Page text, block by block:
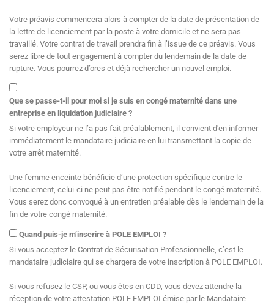
Votre préavis commencera alors à compter de la date de présentation de
la lettre de licenciement par la poste à votre domicile et ne sera pas
travaillé. Votre contrat de travail prendra fin à l’issue de ce préavis. Vous
serez libre de tout engagement à compter du lendemain de la date de
rupture. Vous pourrez d’ores et déjà rechercher un nouvel emploi.
Que se passe-t-il pour moi si je suis en congé maternité dans une
entreprise en liquidation judiciaire ?
Si votre employeur ne l’a pas fait préalablement, il convient d'en informer
immédiatement le mandataire judiciaire en lui transmettant la copie de
votre arrêt maternité.
Une femme enceinte bénéficie d’une protection spécifique contre le
licenciement, celui-ci ne peut pas être notifié pendant le congé maternité.
Vous serez donc convoqué à un entretien préalable dès le lendemain de la
fin de votre congé maternité.
Quand puis-je m’inscrire à POLE EMPLOI ?
Si vous acceptez le Contrat de Sécurisation Professionnelle, c’est le
mandataire judiciaire qui se chargera de votre inscription à POLE EMPLOI.
Si vous refusez le CSP, ou vous êtes en CDD, vous devez attendre la
réception de votre attestation POLE EMPLOI émise par le Mandataire